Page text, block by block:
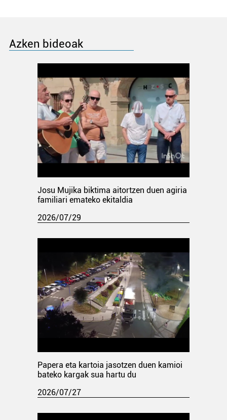
Azken bideoak
Josu Mujika biktima aitortzen duen agiria
familiari emateko ekitaldia
2026/07/29
Papera eta kartoia jasotzen duen kamioi
bateko kargak sua hartu du
2026/07/27